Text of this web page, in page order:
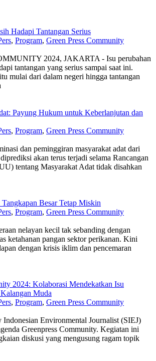
Hadapi Tantangan Serius
, Program, Green Press Community
2024, JAKARTA - Isu perubahan
tantangan yang serius sampai saat ini.
mulai dari dalam negeri hingga tantangan
Payung Hukum untuk Keberlanjutan dan
, Program, Green Press Community
dan peminggiran masyarakat adat dari
akan terus terjadi selama Rancangan
tentang Masyarakat Adat tidak disahkan
Besar Tetap Miskin
, Program, Green Press Community
nelayan kecil tak sebanding dengan
ketahanan pangan sektor perikanan. Kini
dengan krisis iklim dan pencemaran
2024: Kolaborasi Mendekatkan Isu
Muda
, Program, Green Press Community
Environmental Journalist (SIEJ)
Greenpress Community. Kegiatan ini
diskusi yang mengusung ragam topik